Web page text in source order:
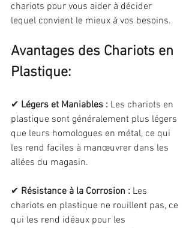
chariots pour vous aider à décider
lequel convient le mieux à vos besoins.
Avantages des Chariots en
Plastique:
✔ Légers et Maniables : Les chariots en
plastique sont généralement plus légers
que leurs homologues en métal, ce qui
les rend faciles à manœuvrer dans les
allées du magasin.
✔ Résistance à la Corrosion : Les
chariots en plastique ne rouillent pas, ce
qui les rend idéaux pour les